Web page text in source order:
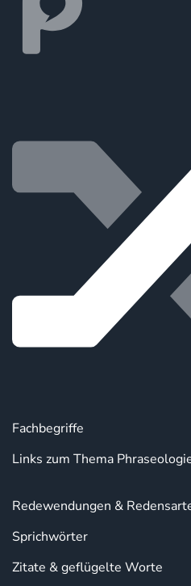
Fachbegriffe
Links zum Thema
Redewendungen &
Sprichwörter
Zitate & geflügelte Worte